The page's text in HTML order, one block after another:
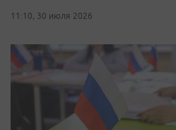
11:10, 30 июля 2026